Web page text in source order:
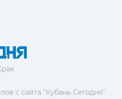
с сайта "Кубань Сегодня"